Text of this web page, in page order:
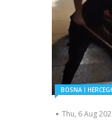
BOSNA I
Thu, 6 Aug